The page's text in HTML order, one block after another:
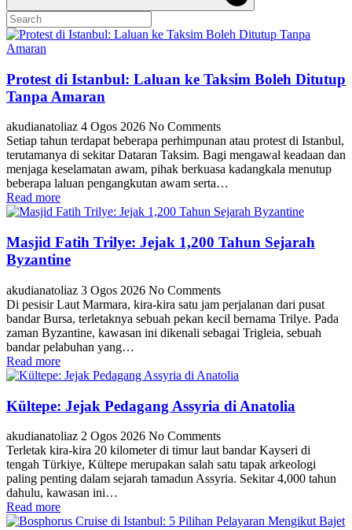
Protest di Istanbul: Laluan ke Taksim Boleh Ditutup
Tanpa Amaran
akudianatoliaz 4 Ogos 2026 No Comments
Setiap tahun terdapat beberapa perhimpunan atau protest di Istanbul,
terutamanya di sekitar Dataran Taksim. Bagi mengawal keadaan dan
menjaga keselamatan awam, pihak berkuasa kadangkala menutup
beberapa laluan pengangkutan awam serta…
Read more
Masjid Fatih Trilye: Jejak 1,200 Tahun Sejarah
Byzantine
akudianatoliaz 3 Ogos 2026 No Comments
Di pesisir Laut Marmara, kira-kira satu jam perjalanan dari pusat
bandar Bursa, terletaknya sebuah pekan kecil bernama Trilye. Pada
zaman Byzantine, kawasan ini dikenali sebagai Trigleia, sebuah
bandar pelabuhan yang…
Read more
Kültepe: Jejak Pedagang Assyria di Anatolia
akudianatoliaz 2 Ogos 2026 No Comments
Terletak kira-kira 20 kilometer di timur laut bandar Kayseri di
tengah Türkiye, Kültepe merupakan salah satu tapak arkeologi
paling penting dalam sejarah tamadun Assyria. Sekitar 4,000 tahun
dahulu, kawasan ini…
Read more